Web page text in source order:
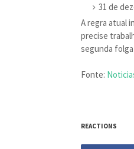
31 de
A regra atual
precise
segunda
Fonte:
REACTIONS